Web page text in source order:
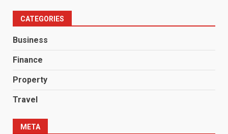
CATEGORIES
Business
Finance
Property
Travel
META